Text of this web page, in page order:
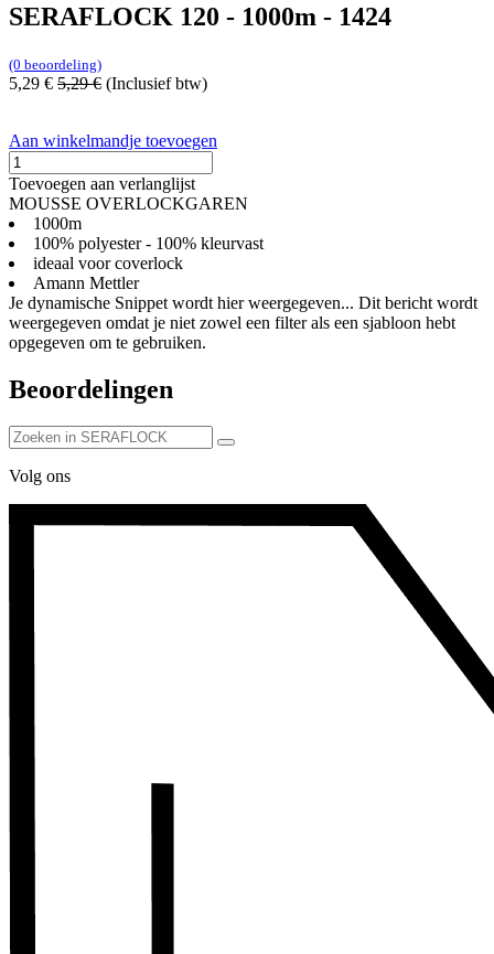
SERAFLOCK 120 - 1000m - 1424
(0 beoordeling)
5,29 € 5,29€ (Inclusief btw)
Aan winkelmandje toevoegen
Toevoegen aan verlanglijst
MOUSSE OVERLOCKGAREN
1000m
100% polyester - 100% kleurvast
ideaal voor coverlock
Amann Mettler
Je dynamische Snippet wordt hier weergegeven... Dit bericht wordt
weergegeven omdat je niet zowel een filter als een sjabloon hebt
opgegeven om te gebruiken.
Beoordelingen
Volg ons